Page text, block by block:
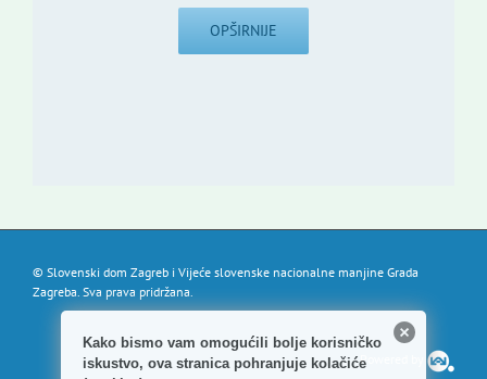
OPŠIRNIJE
© Slovenski dom Zagreb i Vijeće slovenske nacionalne manjine Grada
Zagreba. Sva prava pridržana.
Powered by
Kako bismo vam omogućili bolje korisničko
iskustvo, ova stranica pohranjuje kolačiće